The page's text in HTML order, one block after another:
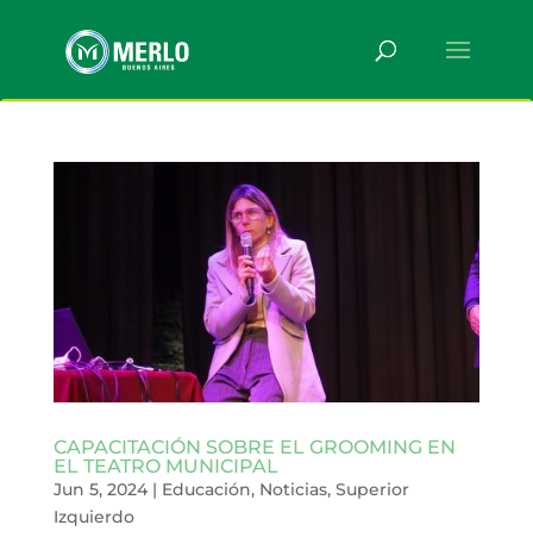
CAPACITACIÓN SOBRE EL GROOMING EN
EL TEATRO MUNICIPAL
Jun 5, 2024| Educación, Noticias, Superior
Izquierdo